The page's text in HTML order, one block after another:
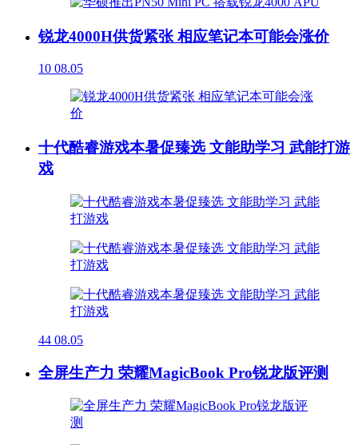
锐龙4000H供货紧张 相应笔记本可能会涨价
10 08.05
十代酷睿游戏本暑促臻选 文能助学习 武能打游
戏
44 08.05
全屏生产力 荣耀MagicBook Pro锐龙版评测